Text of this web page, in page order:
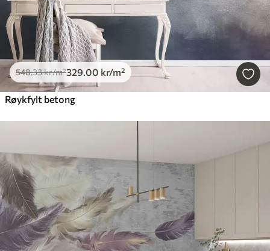
548.33kr/m²329.00 kr/m²
Røykfylt betong